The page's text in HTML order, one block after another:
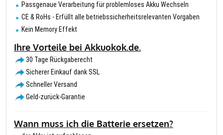
Passgenaue Verarbeitung für problemloses Akku Wechseln
CE & RoHs - Erfüllt alle betriebssicherheitsrelevanten Vorgaben
Kein Memory Effekt
Ihre Vorteile bei Akkuokok.de.
30 Tage Rückgaberecht
Sicherer Einkauf dank SSL
Schneller Versand
Geld-zurück-Garantie
Wann muss ich die Batterie ersetzen?